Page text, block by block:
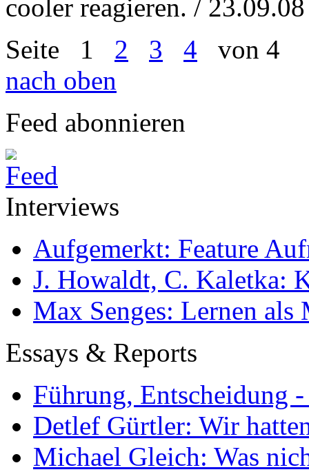
cooler reagieren. / 23.09.08
Seite 1 2 3 4 von 4
nach oben
Feed abonnieren
Interviews
Aufgemerkt: Feature
J. Howaldt, C. Kaletka:
Max Senges: Lernen als
Essays & Reports
Führung, Entscheidung
Detlef Gürtler: Wir
Michael Gleich: Was